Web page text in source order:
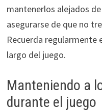
mantenerlos alejados
asegurarse de que no
Recuerda regularmente
largo del juego.
Manteniendo a
durante el juego